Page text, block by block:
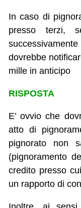
In caso di
presso terzi,
dovrebbe
mille in anticipo
RISPOSTA
E’ ovvio che
atto di
pignorato non
(pignoramento
credito presso
un rapporto di